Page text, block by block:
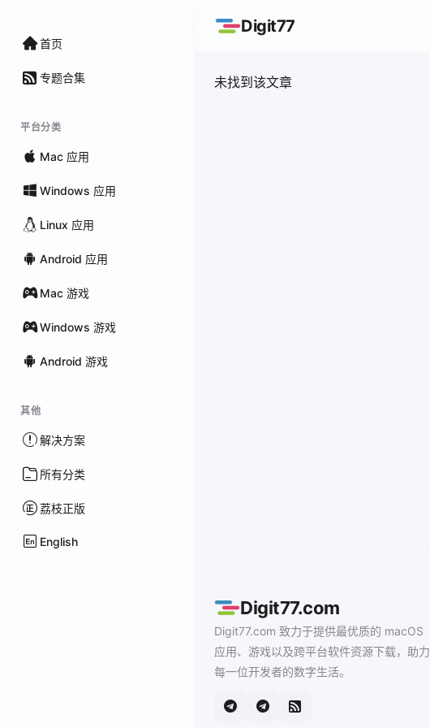
首页
专题合集
平台分类
Mac 应用
Windows 应用
Linux 应用
Android 应用
Mac 游戏
Windows 游戏
Android 游戏
其他
解决方案
所有分类
荔枝正版
English
Digit77
未找到该文章
Digit77.com
Digit77.com 致力于提供最优质的 macOS
应用、游戏以及跨平台软件资源下载，助力
每一位开发者的数字生活。